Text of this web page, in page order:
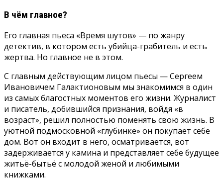
В чём главное?
Его главная пьеса «Время шутов» — по жанру
детектив, в котором есть убийца-грабитель и есть
жертва. Но главное не в этом.
С главным действующим лицом пьесы — Сергеем
Ивановичем Галактионовым мы знакомимся в один
из самых благостных моментов его жизни. Журналист
и писатель, добившийся признания, войдя «в
возраст», решил полностью поменять свою жизнь. В
уютной подмосковной «глубинке» он покупает себе
дом. Вот он входит в него, осматривается, вот
задерживается у камина и представляет себе будущее
житьё-бытьё с молодой женой и любимыми
книжками.